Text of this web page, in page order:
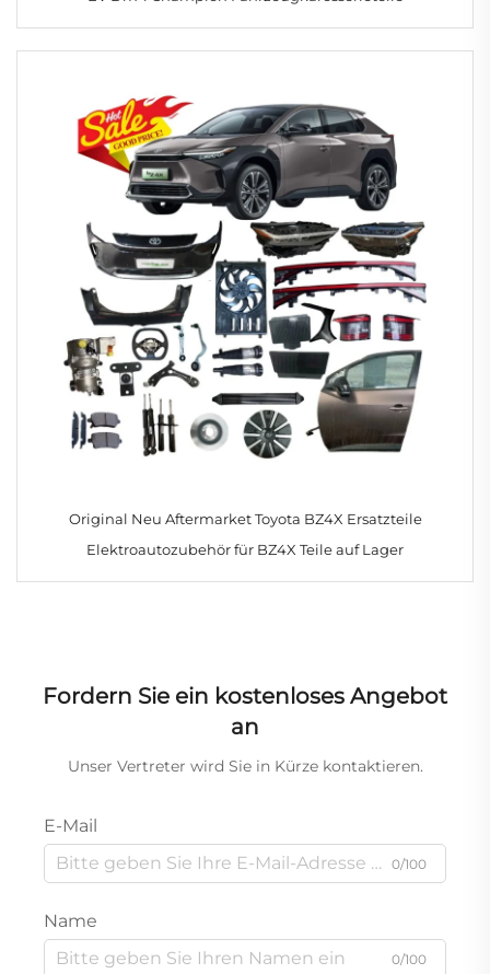
Original Neu Aftermarket Toyota BZ4X Ersatzteile
Elektroautozubehör für BZ4X Teile auf Lager
Fordern Sie ein kostenloses Angebot
an
Unser Vertreter wird Sie in Kürze kontaktieren.
E-Mail
0/100
Name
0/100